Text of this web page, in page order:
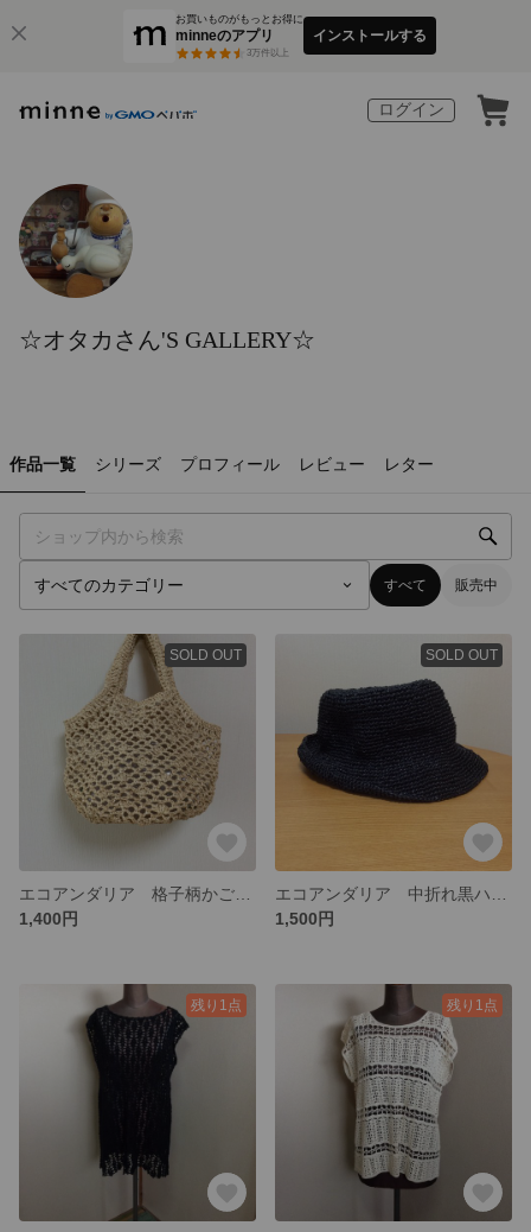
お買いものがもっとお得に
minneのアプリ
3万件以上
インストールする
ログイン
☆オタカさん'S GALLERY☆
作品一覧 シリーズ プロフィール レビュー レター
すべて 販売中
SOLD OUT
1,400円
SOLD OUT
1,500円
残り1点 残り1点